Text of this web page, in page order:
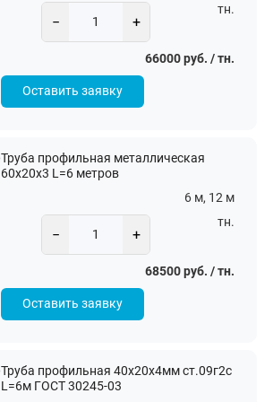
− +
тн.
66000 руб. / тн.
Оставить заявку
Труба профильная металлическая
60х20х3 L=6 метров
6 м, 12 м
− +
тн.
68500 руб. / тн.
Оставить заявку
Труба профильная 40х20х4мм ст.09г2с
L=6м ГОСТ 30245-03